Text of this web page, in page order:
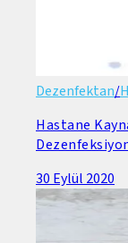
Dezenfektan/
Hastane
30 Eylül 2020